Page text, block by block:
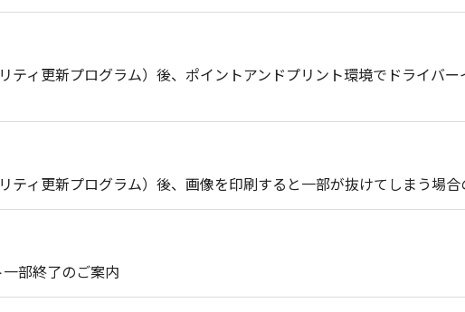
ィ更新プログラム）後、ポイントアンドプリント環境でドライバ
ィ更新プログラム）後、画像を印刷すると一部が抜けてしまう場合
部終了のご案内